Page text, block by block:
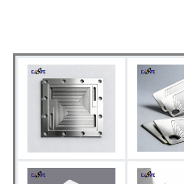
Поверхностная обработка